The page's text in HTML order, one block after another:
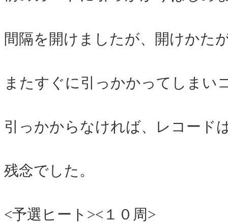
間隔を開けましたが、開けかた
またすぐに引っかかってしまい
引っかからなければ、レコード
残念でした。
<予選ヒート><１０周>